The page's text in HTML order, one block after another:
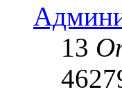
13